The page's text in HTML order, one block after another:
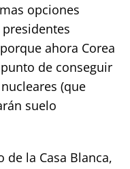
opciones
ahora Corea
de conseguir
(que
suelo
de la Casa Blanca,